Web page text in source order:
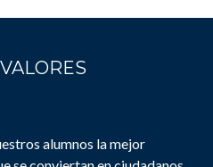
alumnos la mejor